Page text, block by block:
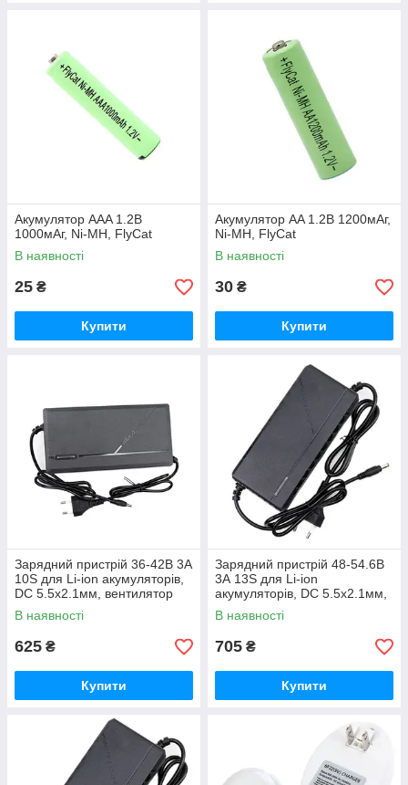
Акумулятор AAA 1.2В
1000мАг, Ni-MH, FlyCat
В наявності
25 ₴
Купити
Акумулятор AA 1.2В 1200мАг,
Ni-MH, FlyCat
В наявності
30 ₴
Купити
Зарядний пристрій 36-42В 3А
10S для Li-ion акумуляторів,
DC 5.5x2.1мм, вентилятор
В наявності
625 ₴
Купити
Зарядний пристрій 48-54.6В
3А 13S для Li-ion
акумуляторів, DC 5.5x2.1мм,
вентилятор
В наявності
705 ₴
Купити